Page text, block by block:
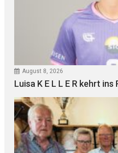
August 8, 2026
Luisa K E L L E R kehrt